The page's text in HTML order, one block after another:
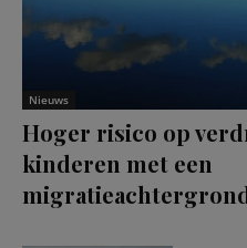
Nieuws
Hoger risico op
kinderen met een